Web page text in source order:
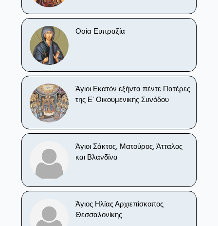
Οσία Ευπραξία
Άγιοι Εκατόν εξήντα πέντε Πατέρες
της Ε' Οικουμενικής Συνόδου
Άγιοι Σάκτος, Ματούρος, Άτταλος
και Βλανδίνα
Άγιος Ηλίας Αρχιεπίσκοπος
Θεσσαλονίκης